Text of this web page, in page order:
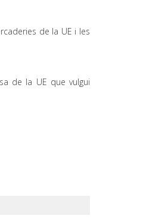
de la UE i les
de la UE que vulgui